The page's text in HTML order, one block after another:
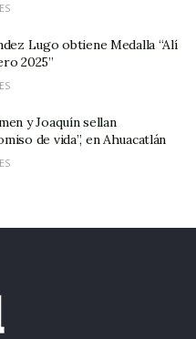
Lugo obtiene Medalla “Alí
2025”
y Joaquín sellan
de vida”, en Ahuacatlán